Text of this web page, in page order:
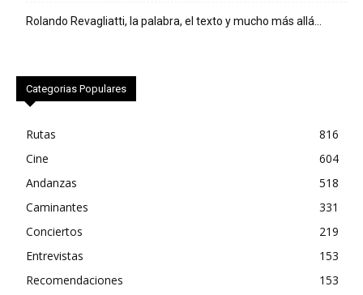
Rolando Revagliatti, la palabra, el texto y mucho más allá…
Categorias Populares
Rutas
816
Cine
604
Andanzas
518
Caminantes
331
Conciertos
219
Entrevistas
153
Recomendaciones
153